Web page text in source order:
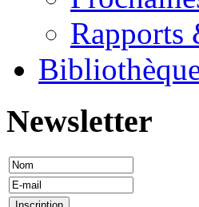
Rapports
Newsletter